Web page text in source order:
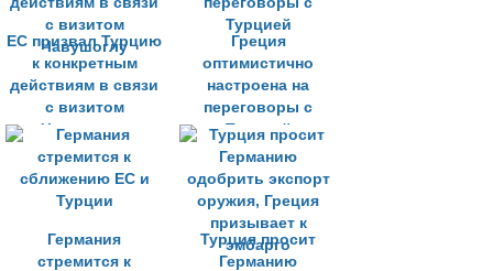
ЕС призвал Турцию
к конкретным
действиям в связи
с визитом
Чавушоглу
Греция
оптимистично
настроена на
переговоры с
Турцией
Германия
стремится к
Турция просит
Германию